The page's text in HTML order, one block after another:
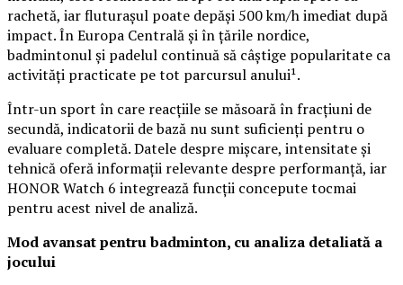
rachetă, iar fluturașul poate depăși 500 km/h imediat după
impact. În Europa Centrală și în țările nordice,
badmintonul și padelul continuă să câștige popularitate ca
activități practicate pe tot parcursul anului¹.
Într-un sport în care reacțiile se măsoară în fracțiuni de
secundă, indicatorii de bază nu sunt suficienți pentru o
evaluare completă. Datele despre mișcare, intensitate și
tehnică oferă informații relevante despre performanță, iar
HONOR Watch 6 integrează funcții concepute tocmai
pentru acest nivel de analiză.
Mod avansat pentru badminton, cu analiza detaliată a
jocului